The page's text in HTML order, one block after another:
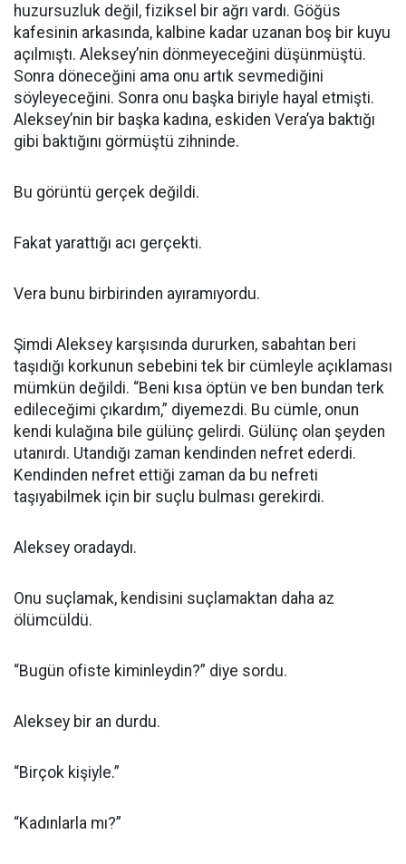
huzursuzluk değil, fiziksel bir ağrı vardı. Göğüs
kafesinin arkasında, kalbine kadar uzanan boş bir kuyu
açılmıştı. Aleksey’nin dönmeyeceğini düşünmüştü.
Sonra döneceğini ama onu artık sevmediğini
söyleyeceğini. Sonra onu başka biriyle hayal etmişti.
Aleksey’nin bir başka kadına, eskiden Vera’ya baktığı
gibi baktığını görmüştü zihninde.
Bu görüntü gerçek değildi.
Fakat yarattığı acı gerçekti.
Vera bunu birbirinden ayıramıyordu.
Şimdi Aleksey karşısında dururken, sabahtan beri
taşıdığı korkunun sebebini tek bir cümleyle açıklaması
mümkün değildi. “Beni kısa öptün ve ben bundan terk
edileceğimi çıkardım,” diyemezdi. Bu cümle, onun
kendi kulağına bile gülünç gelirdi. Gülünç olan şeyden
utanırdı. Utandığı zaman kendinden nefret ederdi.
Kendinden nefret ettiği zaman da bu nefreti
taşıyabilmek için bir suçlu bulması gerekirdi.
Aleksey oradaydı.
Onu suçlamak, kendisini suçlamaktan daha az
ölümcüldü.
“Bugün ofiste kiminleydin?” diye sordu.
Aleksey bir an durdu.
“Birçok kişiyle.”
“Kadınlarla mı?”